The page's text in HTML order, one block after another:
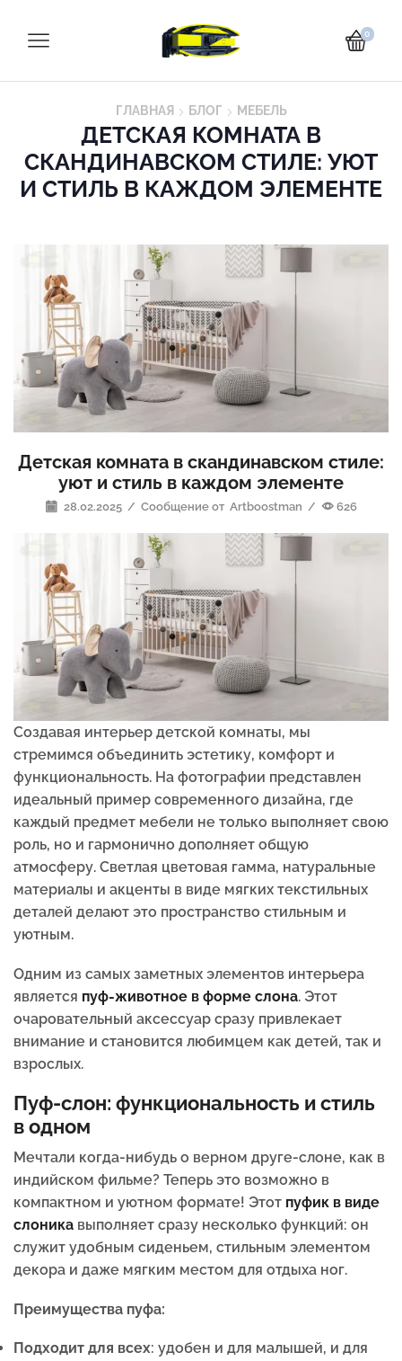
0
ГЛАВНАЯ БЛОГ МЕБЕЛЬ
ДЕТСКАЯ КОМНАТА В
СКАНДИНАВСКОМ СТИЛЕ: УЮТ
И СТИЛЬ В КАЖДОМ ЭЛЕМЕНТЕ
Детская комната в скандинавском стиле:
уют и стиль в каждом элементе
28.02.2025 / Сообщение от Artboostman / 626
Создавая интерьер детской комнаты, мы
стремимся объединить эстетику, комфорт и
функциональность. На фотографии представлен
идеальный пример современного дизайна, где
каждый предмет мебели не только выполняет свою
роль, но и гармонично дополняет общую
атмосферу. Светлая цветовая гамма, натуральные
материалы и акценты в виде мягких текстильных
деталей делают это пространство стильным и
уютным.
Одним из самых заметных элементов интерьера
является пуф-животное в форме слона. Этот
очаровательный аксессуар сразу привлекает
внимание и становится любимцем как детей, так и
взрослых.
Пуф-слон: функциональность и стиль
в одном
Мечтали когда-нибудь о верном друге-слоне, как в
индийском фильме? Теперь это возможно в
компактном и уютном формате! Этот пуфик в виде
слоника выполняет сразу несколько функций: он
служит удобным сиденьем, стильным элементом
декора и даже мягким местом для отдыха ног.
Преимущества пуфа:
Подходит для всех: удобен и для малышей, и для